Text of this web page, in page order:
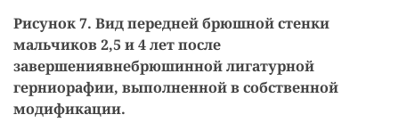
Рисунок 7. Вид передней брюшной стенки
мальчиков 2,5 и 4 лет после
завершениявнебрюшинной лигатурной
герниорафии, выполненной в собственной
модификации.